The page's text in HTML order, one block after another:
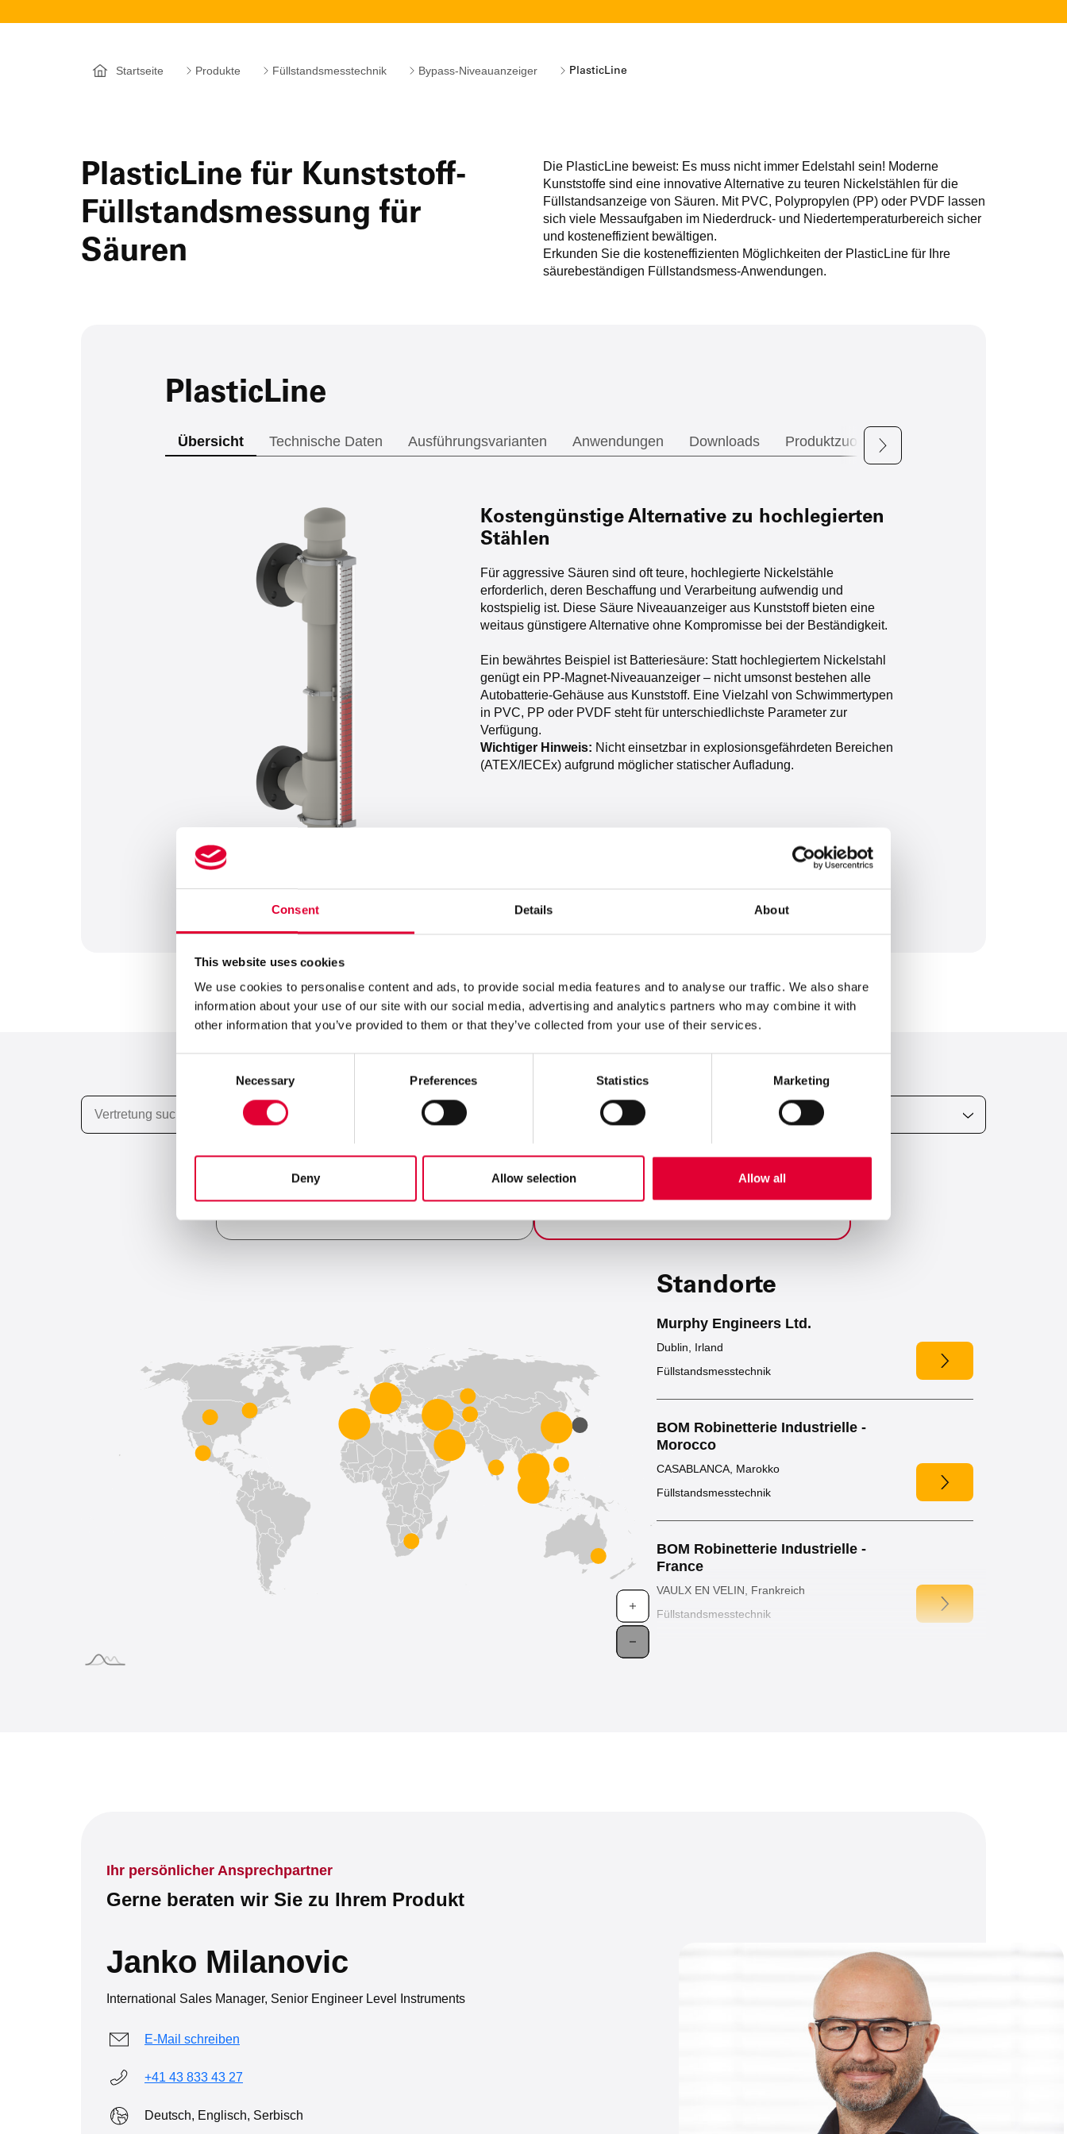
Consent Details About
This website uses cookies
We use cookies to personalise content and ads, to provide social media features and to analyse our traffic. We also share
information about your use of our site with our social media, advertising and analytics partners who may combine it with
other information that you’ve provided to them or that they’ve collected from your use of their services.
Necessary Preferences Statistics Marketing
Deny Allow selection Allow all
Startseite Produkte Füllstandsmesstechnik Bypass-Niveauanzeiger PlasticLine
PlasticLine für Kunststoff-
Füllstandsmessung für
Säuren
Die PlasticLine beweist: Es muss nicht immer Edelstahl sein! Moderne
Kunststoffe sind eine innovative Alternative zu teuren Nickelstählen für die
Füllstandsanzeige von Säuren. Mit PVC, Polypropylen (PP) oder PVDF lassen
sich viele Messaufgaben im Niederdruck- und Niedertemperaturbereich sicher
und kosteneffizient bewältigen.
Erkunden Sie die kosteneffizienten Möglichkeiten der PlasticLine für Ihre
säurebeständigen Füllstandsmess-Anwendungen.
PlasticLine
Übersicht Technische Daten Ausführungsvarianten Anwendungen Downloads Produktzuordnung
Kostengünstige Alternative zu hochlegierten
Stählen
Für aggressive Säuren sind oft teure, hochlegierte Nickelstähle
erforderlich, deren Beschaffung und Verarbeitung aufwendig und
kostspielig ist. Diese Säure Niveauanzeiger aus Kunststoff bieten eine
weitaus günstigere Alternative ohne Kompromisse bei der Beständigkeit.
Ein bewährtes Beispiel ist Batteriesäure: Statt hochlegiertem Nickelstahl
genügt ein PP-Magnet-Niveauanzeiger – nicht umsonst bestehen alle
Autobatterie-Gehäuse aus Kunststoff. Eine Vielzahl von Schwimmertypen
in PVC, PP oder PVDF steht für unterschiedlichste Parameter zur
Verfügung.
Wichtiger Hinweis: Nicht einsetzbar in explosionsgefährdeten Bereichen
(ATEX/IECEx) aufgrund möglicher statischer Aufladung.
Standorte
Murphy Engineers Ltd.
Dublin, Irland
Füllstandsmesstechnik
BOM Robinetterie Industrielle -
Morocco
CASABLANCA, Marokko
Füllstandsmesstechnik
BOM Robinetterie Industrielle -
France
VAULX EN VELIN, Frankreich
Füllstandsmesstechnik
INOVA CONTROL SA DE CV
Gerne beraten wir Sie zu Ihrem Produkt
Ihr persönlicher Ansprechpartner
Janko Milanovic
International Sales Manager, Senior Engineer Level Instruments
E-Mail schreiben
+41 43 833 43 27
Deutsch, Englisch, Serbisch